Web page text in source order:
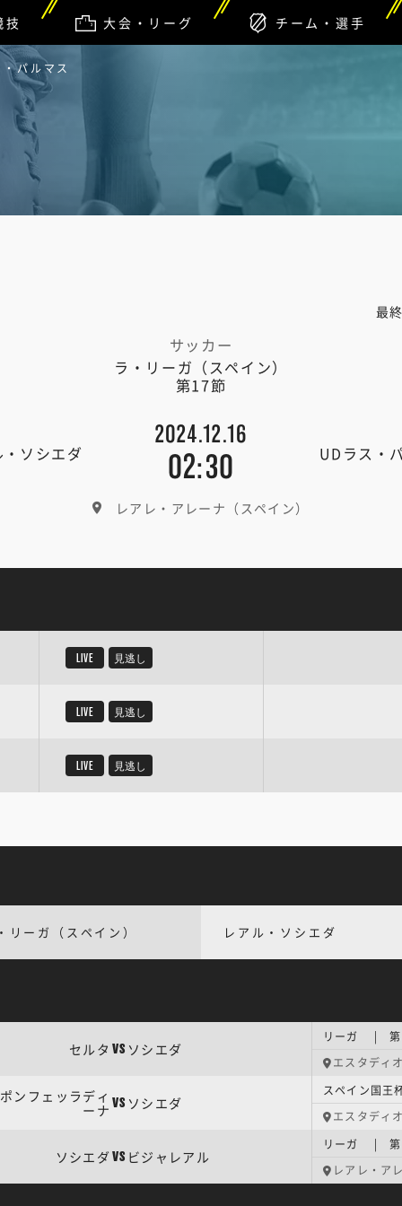
技 大会・リーグ チーム・選手
パルマス
最
サッカー
ラ・リーガ（スペイン）
第17節
ソシエダ
2024.12.16
02:30 UDラス・
レアレ・アレーナ（スペイン）
LIVE 見逃し
LIVE 見逃し
LIVE 見逃し
リーガ（スペイン） レアル・ソシエダ
セルタ VS ソシエダ
リーガ | 第
エスタディ
ンフェッラディ
ーナ VS ソシエダ
スペイン国
エスタディ
ソシエダ VS ビジャレアル
リーガ | 第
レアレ・ア